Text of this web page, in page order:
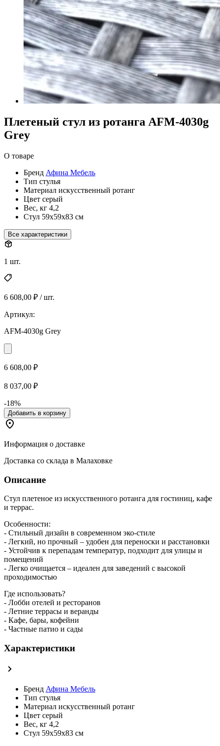
Плетеный стул из ротанга AFM-4030g
Grey
О товаре
Бренд Афина Мебель
Тип стулья
Материал искусственный ротанг
Цвет серый
Вес, кг 4,2
Стул 59х59х83 см
Все характеристики
1 шт.
6 608,00 ₽ / шт.
Артикул:
AFM-4030g Grey
6 608,00 ₽
8 037,00 ₽
-18%
Добавить в корзину
Информация о доставке
Доставка со склада в Малаховке
Описание
Стул плетеное из искусственного ротанга для гостиниц, кафе
и террас.
Особенности:
- Стильный дизайн в современном эко-стиле
- Легкий, но прочный – удобен для переноски и расстановки
- Устойчив к перепадам температур, подходит для улицы и
помещений
- Легко очищается – идеален для заведений с высокой
проходимостью
Где использовать?
- Лобби отелей и ресторанов
- Летние террасы и веранды
- Кафе, бары, кофейни
- Частные патио и сады
Характеристики
Бренд Афина Мебель
Тип стулья
Материал искусственный ротанг
Цвет серый
Вес, кг 4,2
Стул 59х59х83 см